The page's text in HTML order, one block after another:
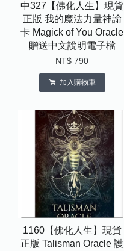
中327【佛化人生】現貨
正版 我的魔法力量神諭
卡 Magick of You Oracle
贈送中文說明電子檔
NT$ 790
加入購物車
1160【佛化人生】現貨
正版 Talisman Oracle 護